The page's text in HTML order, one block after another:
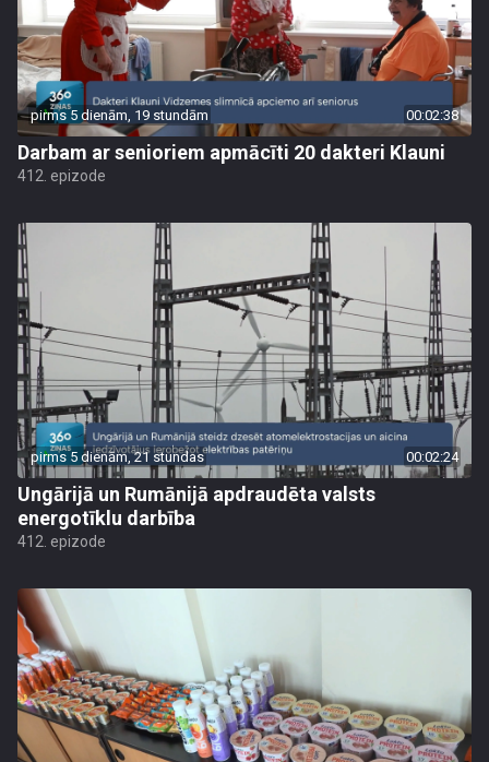
pirms 5 dienām, 19 stundām 00:02:38
Darbam ar senioriem apmācīti 20 dakteri Klauni
412. epizode
pirms 5 dienām, 21 stundas 00:02:24
Ungārijā un Rumānijā apdraudēta valsts
energotīklu darbība
412. epizode